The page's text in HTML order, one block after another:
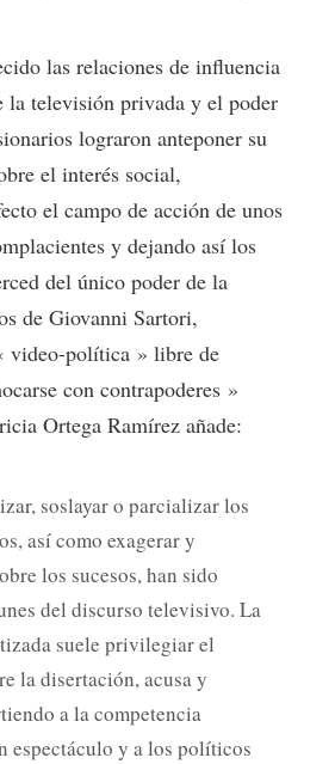
las relaciones de influencia
la televisión privada y el poder
lograron anteponer su
el interés social,
el campo de acción de unos
y dejando así los
del único poder de la
de Giovanni Sartori,
video-política » libre de
con contrapoderes »
Ortega Ramírez añade:
soslayar o parcializar los
así como exagerar y
los sucesos, han sido
del discurso televisivo. La
suele privilegiar el
la disertación, acusa y
a la competencia
espectáculo y a los políticos